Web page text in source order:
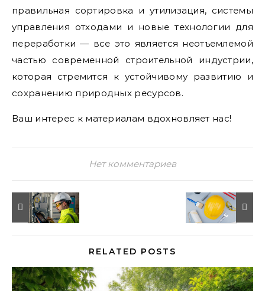
правильная сортировка и утилизация, системы
управления отходами и новые технологии для
переработки — все это является неотъемлемой
частью современной строительной индустрии,
которая стремится к устойчивому развитию и
сохранению природных ресурсов.
Ваш интерес к материалам вдохновляет нас!
Нет комментариев
RELATED POSTS